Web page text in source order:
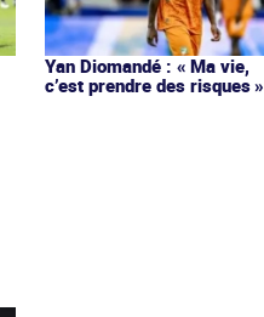
Yan Diomandé : « Ma vie,
c’est prendre des risques »